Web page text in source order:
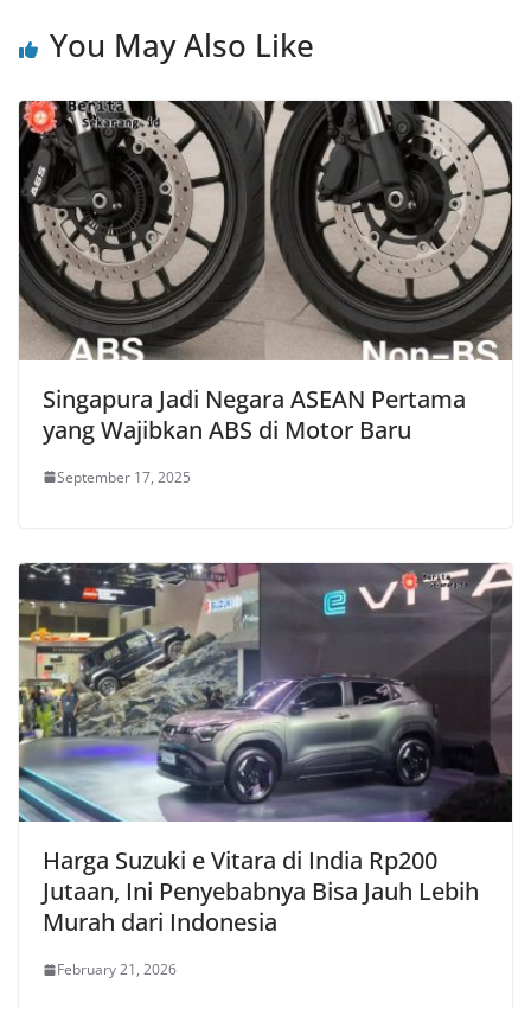
You May Also Like
Singapura Jadi Negara ASEAN Pertama
yang Wajibkan ABS di Motor Baru
September 17, 2025
Harga Suzuki e Vitara di India Rp200
Jutaan, Ini Penyebabnya Bisa Jauh Lebih
Murah dari Indonesia
February 21, 2026